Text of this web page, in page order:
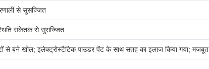
से सुसज्जित
संकेतक से सुसज्जित
बने खोल; इलेक्ट्रोस्टैटिक पाउडर पेंट के साथ सतह का इलाज किया गया;